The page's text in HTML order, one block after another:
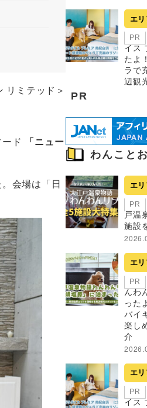
リミテッド＞
ド
「ニュー
会場は「日
エ
PR
イス
たよ
ラで
辺観
PR
わんこと
エ
PR
戸温
施設
エ
PR
んわ
った
バイ
楽し
介
エ
PR
イス